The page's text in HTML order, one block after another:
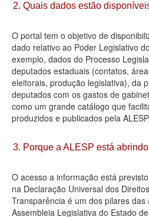
Agenda
Perguntas frequentes
Contato
2. Quais dados estão
O portal tem o objetivo de
dado relativo ao Poder Legislativo
exemplo, dados do Processo
deputados estaduais (contatos,
eleitorais, produção legislativa), da
deputados com os gastos de
como um grande catálogo que
produzidos e publicados pela ALESP.
3. Porque a ALESP está
O acesso a informação está
na Declaração Universal dos
Transparência é um dos pilares
Assembleia Legislativa do Estado